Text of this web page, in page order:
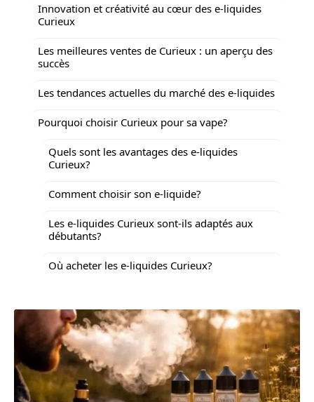
Innovation et créativité au cœur des e-liquides
Curieux
Les meilleures ventes de Curieux : un aperçu des
succès
Les tendances actuelles du marché des e-liquides
Pourquoi choisir Curieux pour sa vape?
Quels sont les avantages des e-liquides
Curieux?
Comment choisir son e-liquide?
Les e-liquides Curieux sont-ils adaptés aux
débutants?
Où acheter les e-liquides Curieux?